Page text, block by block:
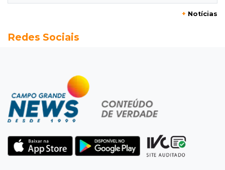
Granizo danifica telhados e plantações
Agregado
Inter perde para o Corinthians mas avança às
quartas da Copa do Brasil
Vitória goleia Athletico-PR por 4 a 0 e avança
às quartas da Copa do Brasil
+ Notícias
Redes Sociais